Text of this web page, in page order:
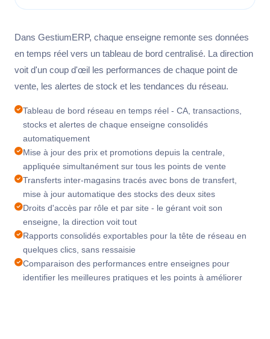
Dans GestiumERP, chaque enseigne remonte ses données
en temps réel vers un tableau de bord centralisé. La direction
voit d'un coup d'œil les performances de chaque point de
vente, les alertes de stock et les tendances du réseau.
Tableau de bord réseau en temps réel - CA, transactions,
stocks et alertes de chaque enseigne consolidés
automatiquement
Mise à jour des prix et promotions depuis la centrale,
appliquée simultanément sur tous les points de vente
Transferts inter-magasins tracés avec bons de transfert,
mise à jour automatique des stocks des deux sites
Droits d'accès par rôle et par site - le gérant voit son
enseigne, la direction voit tout
Rapports consolidés exportables pour la tête de réseau en
quelques clics, sans ressaisie
Comparaison des performances entre enseignes pour
identifier les meilleures pratiques et les points à améliorer